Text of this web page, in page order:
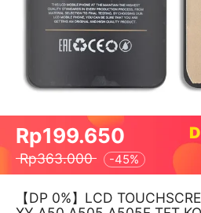
Rp199.650
Rp363.000 -45%
【DP 0%】LCD